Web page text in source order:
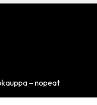
– nopeat